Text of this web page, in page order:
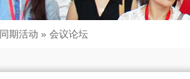
同期活动 » 会议论坛